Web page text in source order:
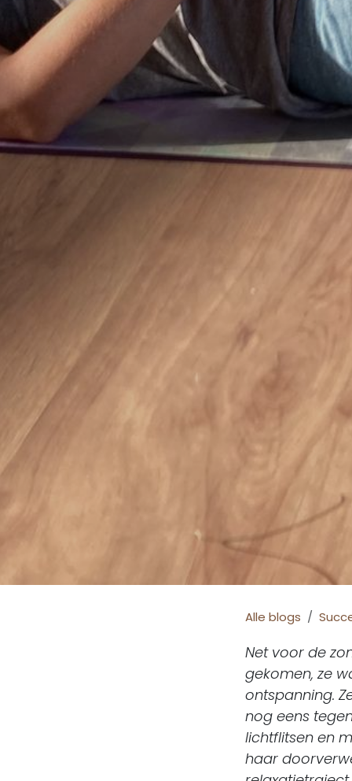
Alle blogs
Net voor de
gekomen, ze
ontspanning.
nog eens
lichtflitsen en
haar